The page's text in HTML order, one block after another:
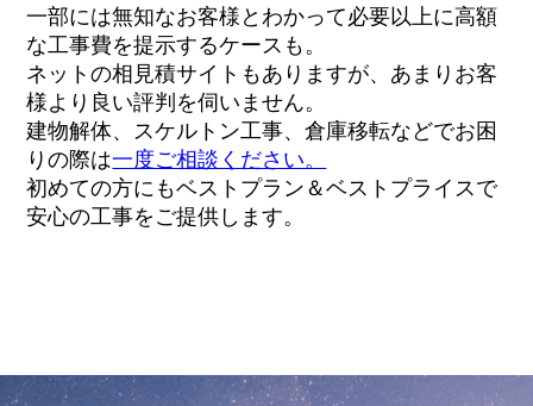
一部には無知なお客様とわかって必要以上に高額
な工事費を提示するケースも。
ネットの相見積サイトもありますが、あまりお客
様より良い評判を伺いません。
建物解体、スケルトン工事、倉庫移転などでお困
りの際は一度ご相談ください。
初めての方にもベストプラン＆ベストプライスで
安心の工事をご提供します。